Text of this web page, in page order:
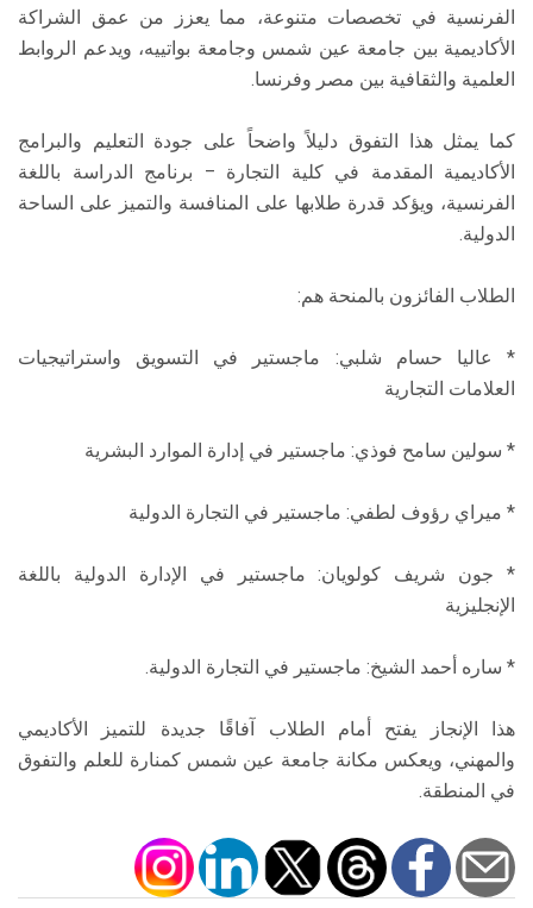
الفرنسية في تخصصات متنوعة، مما يعزز من عمق الشراكة
الأكاديمية بين جامعة عين شمس وجامعة بواتييه، ويدعم الروابط
العلمية والثقافية بين مصر وفرنسا.
كما يمثل هذا التفوق دليلاً واضحاً على جودة التعليم والبرامج
الأكاديمية المقدمة في كلية التجارة – برنامج الدراسة باللغة
الفرنسية، ويؤكد قدرة طلابها على المنافسة والتميز على الساحة
الدولية.
الطلاب الفائزون بالمنحة هم:
* عاليا حسام شلبي: ماجستير في التسويق واستراتيجيات
العلامات التجارية
* سولين سامح فوذي: ماجستير في إدارة الموارد البشرية
* ميراي رؤوف لطفي: ماجستير في التجارة الدولية
* جون شريف كولويان: ماجستير في الإدارة الدولية باللغة
الإنجليزية
* ساره أحمد الشيخ: ماجستير في التجارة الدولية.
هذا الإنجاز يفتح أمام الطلاب آفاقًا جديدة للتميز الأكاديمي
والمهني، ويعكس مكانة جامعة عين شمس كمنارة للعلم والتفوق
في المنطقة.